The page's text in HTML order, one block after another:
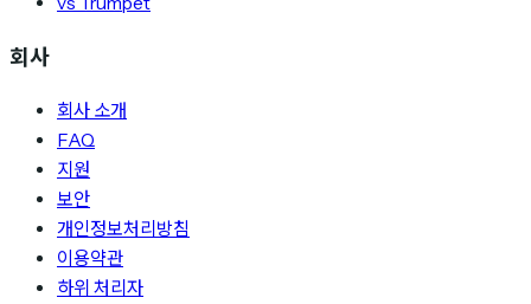
회사
회사 소개
FAQ
지원
보안
개인정보처리방침
이용약관
하위 처리자